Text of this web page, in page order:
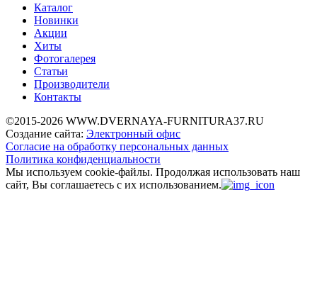
Каталог
Новинки
Акции
Хиты
Фотогалерея
Статьи
Производители
Контакты
©2015-2026 WWW.DVERNAYA-FURNITURA37.RU
Создание сайта: Электронный офис
Согласие на обработку персональных данных
Политика конфиденциальности
Мы используем cookie-файлы. Продолжая использовать наш
сайт, Вы соглашаетесь с их использованием.